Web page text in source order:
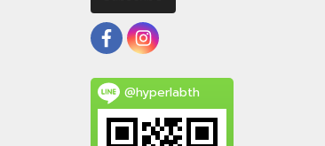
@hyperlabth